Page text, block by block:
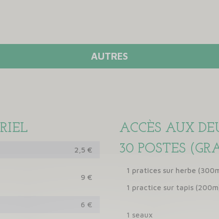
AUTRES
2,5 €
9 €
6 €
ACCÈS AUX
30 POSTES
1 pratices sur herbe
1 practice sur tapis
1 seaux